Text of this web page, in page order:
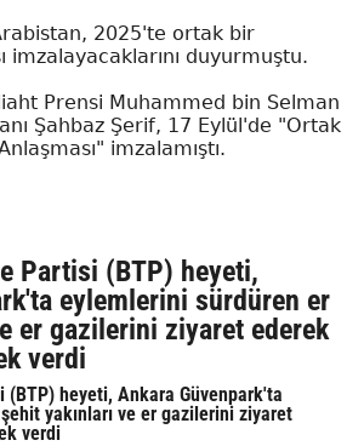
2025'te ortak bir
imzalayacaklarını duyurmuştu.
Prensi Muhammed bin Selman
Şahbaz Şerif, 17 Eylül'de "Ortak
imzalamıştı.
Partisi (BTP) heyeti,
eylemlerini sürdüren er
er gazilerini ziyaret ederek
verdi
(BTP) heyeti, Ankara Güvenpark'ta
yakınları ve er gazilerini ziyaret
verdi